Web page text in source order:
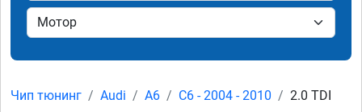
Чип тюнинг Audi A6 C6 - 2004 - 2010 2.0 TDI